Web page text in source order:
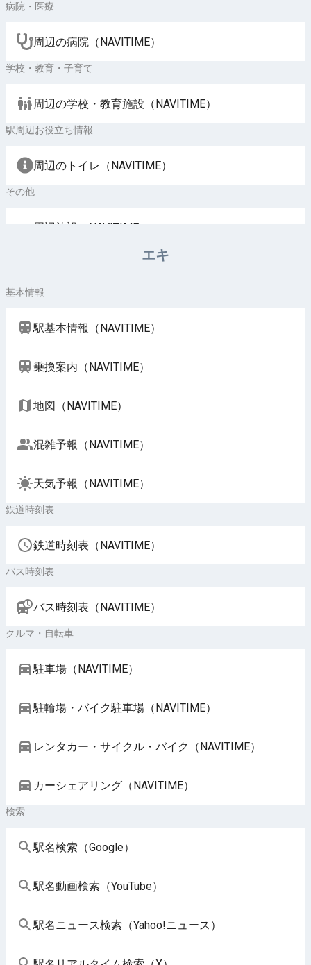
病院・医療
周辺の病院（NAVITIME）
学校・教育・子育て
周辺の学校・教育施設（NAVITIME）
駅周辺お役立ち情報
周辺のトイレ（NAVITIME）
その他
周辺施設（NAVITIME）
エキ
基本情報
駅基本情報（NAVITIME）
乗換案内（NAVITIME）
地図（NAVITIME）
混雑予報（NAVITIME）
天気予報（NAVITIME）
鉄道時刻表
鉄道時刻表（NAVITIME）
バス時刻表
バス時刻表（NAVITIME）
クルマ・自転車
駐車場（NAVITIME）
駐輪場・バイク駐車場（NAVITIME）
レンタカー・サイクル・バイク（NAVITIME）
カーシェアリング（NAVITIME）
検索
駅名検索（Google）
駅名動画検索（YouTube）
駅名ニュース検索（Yahoo!ニュース）